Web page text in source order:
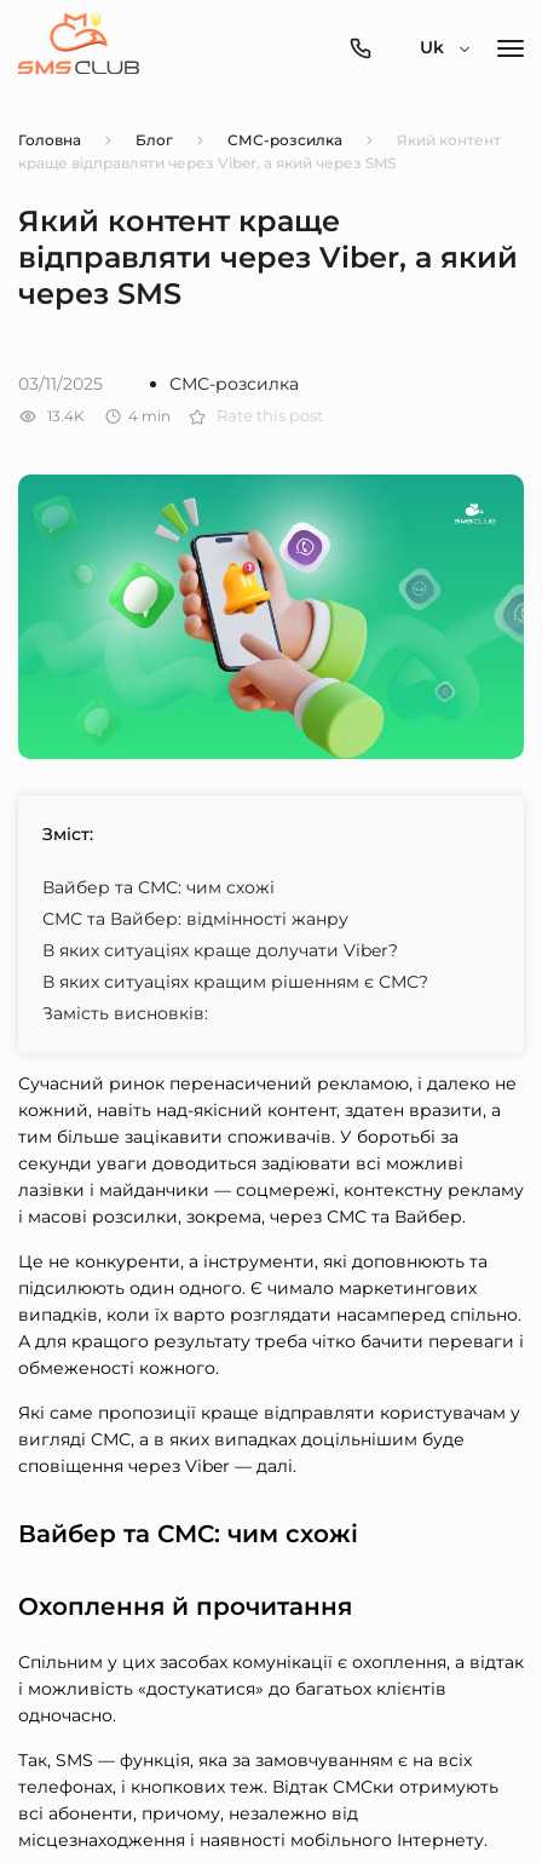
0800-
Uk
Головна Блог СМС-розсилка
Який контент
краще відправляти через Viber, а який через SMS
Який контент краще
відправляти через Viber, а який
через SMS
03/11/2025 СМС-розсилка
13.4K 4 min Rate this post
Зміст:
Вайбер та СМС: чим схожі
СМС та Вайбер: відмінності жанру
В яких ситуаціях краще долучати Viber?
В яких ситуаціях кращим рішенням є СМС?
Замість висновків:
Сучасний ринок перенасичений рекламою, і далеко не
кожний, навіть над-якісний контент, здатен вразити, а
тим більше зацікавити споживачів. У боротьбі за
секунди уваги доводиться задіювати всі можливі
лазівки і майданчики — соцмережі, контекстну рекламу
і масові розсилки, зокрема, через СМС та Вайбер.
Це не конкуренти, а інструменти, які доповнюють та
підсилюють один одного. Є чимало маркетингових
випадків, коли їх варто розглядати насамперед спільно.
А для кращого результату треба чітко бачити переваги і
обмеженості кожного.
Які саме пропозиції краще відправляти користувачам у
вигляді СМС, а в яких випадках доцільнішим буде
сповіщення через Viber — далі.
Вайбер та СМС: чим схожі
Охоплення й прочитання
Спільним у цих засобах комунікації є охоплення, а відтак
і можливість «достукатися» до багатьох клієнтів
одночасно.
Так, SMS — функція, яка за замовчуванням є на всіх
телефонах, і кнопкових теж. Відтак СМСки отримують
всі абоненти, причому, незалежно від
місцезнаходження і наявності мобільного Інтернету.